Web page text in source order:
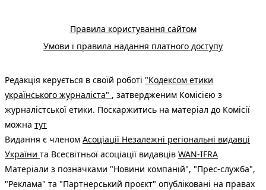
Правила користування сайтом
Умови і правила надання платного доступу
Редакція керується в своїй роботі "Кодексом етики
українського журналіста" , затвердженим Комісією з
журналістської етики. Поскаржитись на матеріал до Комісії
можна тут
Видання є членом Асоціації Незалежні регіональні видавці
України та Всесвітньої асоціації видавців WAN-IFRA
Матеріали з позначками "Новини компаній", "Прес-служба",
"Реклама" та "Партнерський проєкт" опубліковані на правах